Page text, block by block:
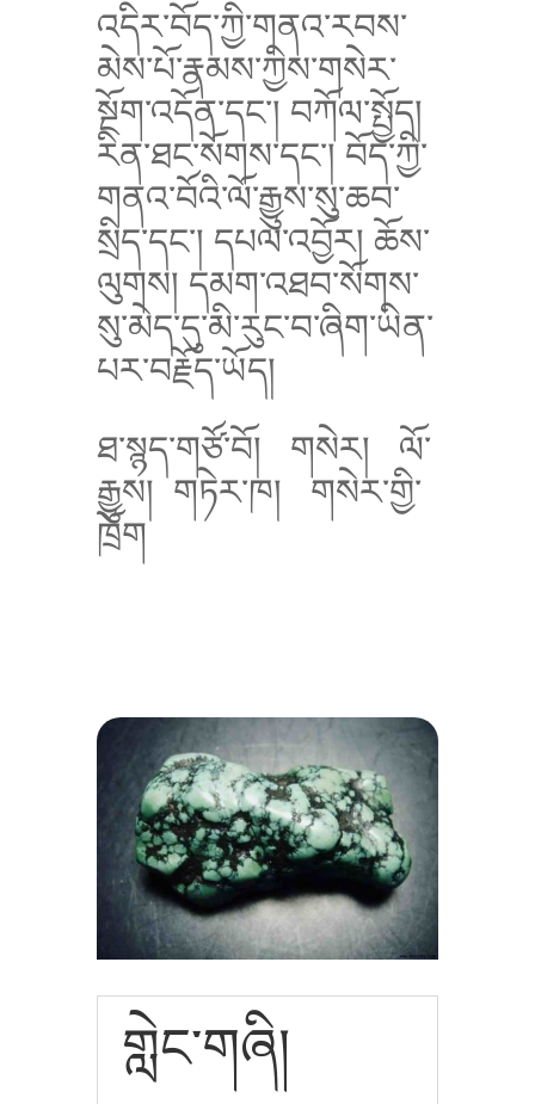
འདིར་བོད་ཀྱི་གནའ་རབས་
མེས་པོ་རྣམས་ཀྱིས་གསེར་
སྔོག་འདོན་དང་། བཀོལ་སྤྱོད།
རིན་ཐང་སོགས་དང་། བོད་ཀྱི་
གནའ་བོའི་ལོ་རྒྱུས་སུ་ཆབ་
སྲིད་དང་། དཔལ་འབྱོར། ཆོས་
ལུགས། དམག་འཐབ་སོགས་
སུ་མེད་དུ་མི་རུང་བ་ཞིག་ཡིན་
པར་བརྗོད་ཡོད།
ཐ་སྙད་གཙོ་བོ། གསེར།
ལོ་
རྒྱུས། གཏེར་ཁ།
གསེར་གྱི་
ཁྲོག
གླེང་གཞི།